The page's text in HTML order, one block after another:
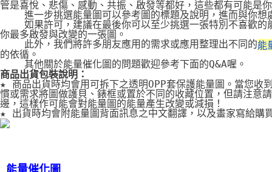
管是喜悅、悲傷、感動、共振、啟發等都好，這些都有可能是
進一步挑選能量圖可以參考圖的標題及說明，進而與你想
如果許可，建議在最後你可以至少挑選一張特別不喜歡的
你最多啟發與改變的一張圖。
    此外，我們將許多朋友應用的需求或應用整理出不同的
能
的依循。
    其他關於能量催化圖的問題歡迎參考下面的Q&A喔。
商品出貨包裝說明：
★ 商品出貨時均會用可拆下之透明OPP套保護能量圖。當您收
慣或需求將圖做護貝、錶框或置於不同的收藏位置，但請注意
邊，這樣作可能會對能量圖的能量產生改變或減損！
★ 出貨時均會附能量圖背面訊息之中文翻譯，以及畫家寫給購